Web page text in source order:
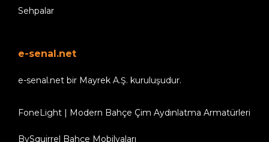
Sehpalar
e-senal.net
e-senal.net bir Mayrek A.Ş. kuruluşudur.
FoneLight | Modern Bahçe Çim Aydınlatma Armatürleri
BySquirrel Bahçe Mobilyaları